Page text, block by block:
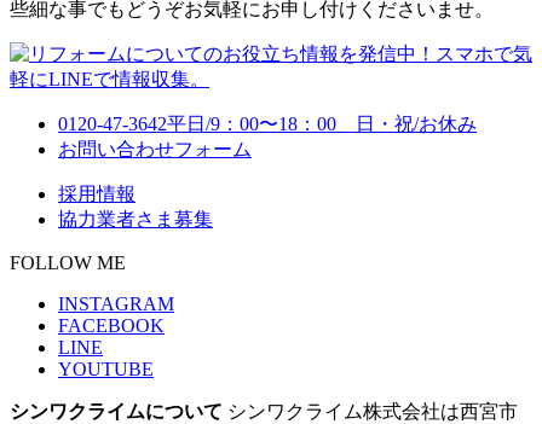
些細な事でもどうぞお気軽にお申し付けくださいませ。
0120-47-3642平日/9：00〜18：00 日・祝/お休み
お問い合わせフォーム
採用情報
協力業者さま募集
FOLLOW ME
INSTAGRAM
FACEBOOK
LINE
YOUTUBE
シンワクライムについて シンワクライム株式会社は西宮市